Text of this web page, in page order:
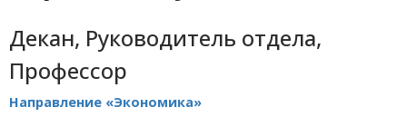
Декан, Руководитель отдела,
Профессор
Направление «Экономика»